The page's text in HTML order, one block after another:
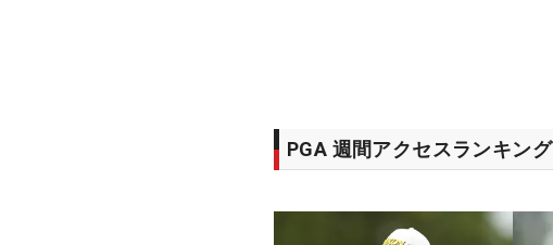
PGA 週間アクセスランキング